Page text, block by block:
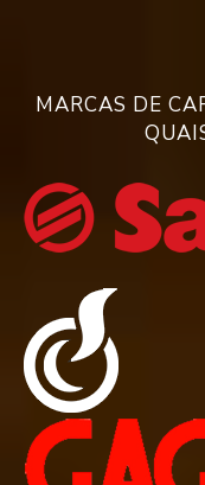
MARCAS DE